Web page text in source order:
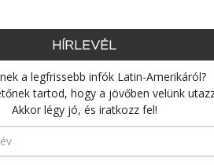
HÍRLEVÉL
a legfrissebb infók Latin-Amerikáról?
tartod, hogy a jövőben velünk
Akkor légy jó, és iratkozz fel!